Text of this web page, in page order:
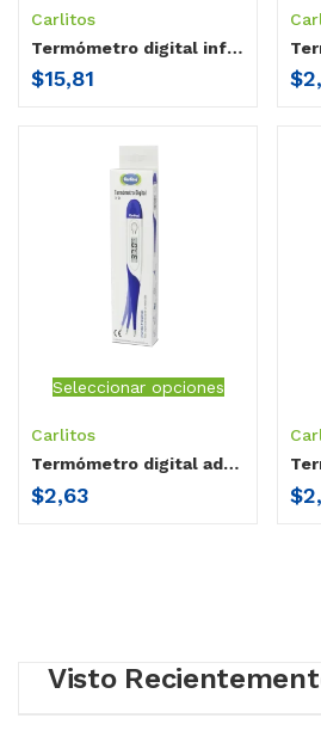
Carlitos
Termómetro digital infrarrojo Carlitos
$15,81 $
Seleccionar opciones
Carlitos
Termómetro digital adulto Carlitos Punta Flexible
$2,63 $
Visto